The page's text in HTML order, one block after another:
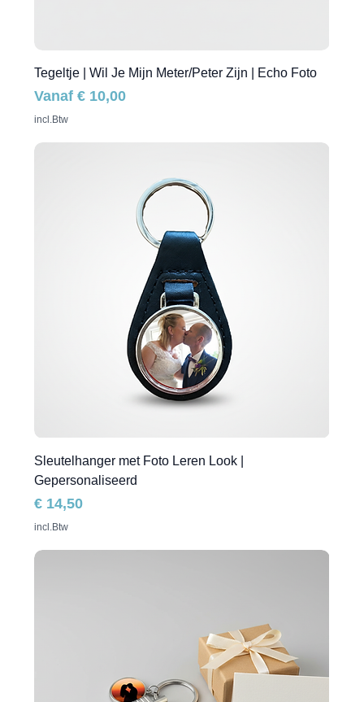
Tegeltje | Wil Je Mijn Meter/Peter Zijn | Echo Foto
Vanaf€ 10,00
Verkoopprijs
incl.Btw
Sleutelhanger met Foto Leren Look |
Gepersonaliseerd
Prijs
€ 14,50
incl.Btw